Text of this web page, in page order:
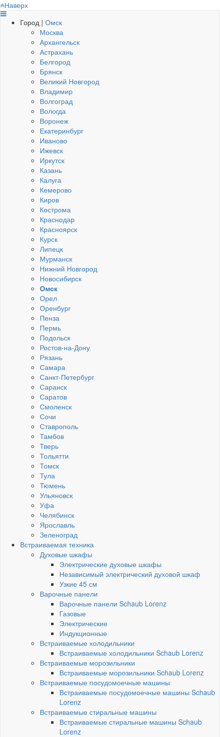
Наверх
Город | Омск
Москва
Архангельск
Астрахань
Белгород
Брянск
Великий Новгород
Владимир
Волгоград
Вологда
Воронеж
Екатеринбург
Иваново
Ижевск
Иркутск
Казань
Калуга
Кемерово
Киров
Кострома
Краснодар
Красноярск
Курск
Липецк
Мурманск
Нижний Новгород
Новосибирск
Омск
Орел
Оренбург
Пенза
Пермь
Подольск
Ростов-на-Дону
Рязань
Самара
Санкт-Петербург
Саранск
Саратов
Смоленск
Сочи
Ставрополь
Тамбов
Тверь
Тольятти
Томск
Тула
Тюмень
Ульяновск
Уфа
Челябинск
Ярославль
Зеленоград
Встраиваемая техника
Духовые шкафы
Электрические духовые шкафы
Независимый электрический духовой шкаф
Узкие 45 см
Варочные панели
Варочные панели Schaub Lorenz
Газовые
Электрические
Индукционные
Встраиваемые холодильники
Встраиваемые холодильники Schaub Lorenz
Встраиваемые морозильники
Встраиваемые морозильники Schaub Lorenz
Встраиваемые посудомоечные машины
Встраиваемые посудомоечные машины Schaub
Lorenz
Встраиваемые стиральные машины
Встраиваемые стиральные машины Schaub
Lorenz